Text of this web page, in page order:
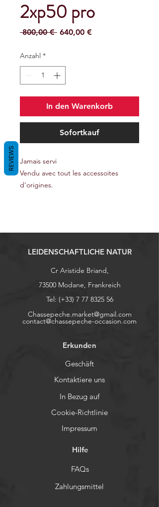
2xp50 pro
800,00 € Standardpreis
640,00 €Sale-
Anzahl *
In den Warenkorb
Sofortkauf
Jamais servi
Vendu avec tout les accessoites
d'origines.
LEIDENSCHAFTLICHE NATUR
Cr Aristide Briand,
73500 Modane, Frankreich
Tel: (+33) 7 77 8325 56
Chassepeche.market@gmail.com
contact@chassepeche-occasion.com
Erkunden
Geschäft
Kontaktiere uns
In Bezug auf
Cookie-Richtlinie
Impressum
Hilfe
FAQs
Zahlungsmittel
REVIEWS